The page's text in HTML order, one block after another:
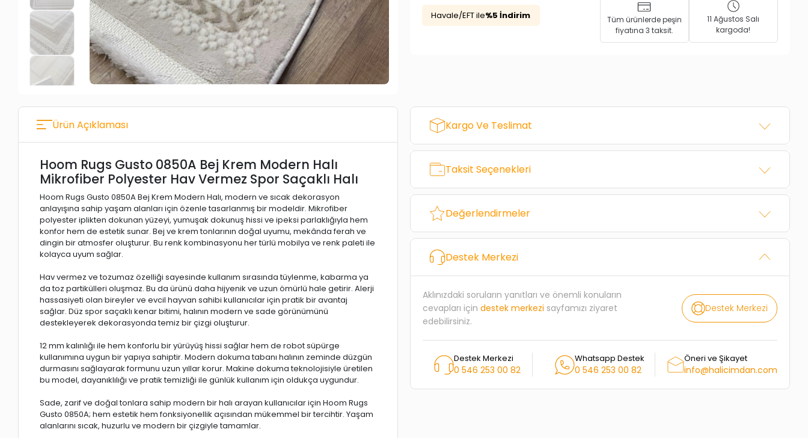
Havale/EFT ile%5 İndirim
Tüm ürünlerde peşin
fiyatına 3 taksit.
11 Ağustos Salı
kargoda!
Ürün Açıklaması
Hoom Rugs Gusto 0850A Bej Krem Modern Halı
Mikrofiber Polyester Hav Vermez Spor Saçaklı Halı
Hoom Rugs Gusto 0850A Bej Krem Modern Halı, modern ve sıcak dekorasyon
anlayışına sahip yaşam alanları için özenle tasarlanmış bir modeldir. Mikrofiber
polyester iplikten dokunan yüzeyi, yumuşak dokunuş hissi ve ipeksi parlaklığıyla hem
konfor hem de estetik sunar. Bej ve krem tonlarının doğal uyumu, mekânda ferah ve
dingin bir atmosfer oluşturur. Bu renk kombinasyonu her türlü mobilya ve renk paleti ile
kolayca uyum sağlar.
Hav vermez ve tozumaz özelliği sayesinde kullanım sırasında tüylenme, kabarma ya
da toz partikülleri oluşmaz. Bu da ürünü daha hijyenik ve uzun ömürlü hale getirir. Alerji
hassasiyeti olan bireyler ve evcil hayvan sahibi kullanıcılar için pratik bir avantaj
sağlar. Düz spor saçaklı kenar bitimi, halının modern ve sade görünümünü
destekleyerek dekorasyonda temiz bir çizgi oluşturur.
12 mm kalınlığı ile hem konforlu bir yürüyüş hissi sağlar hem de robot süpürge
kullanımına uygun bir yapıya sahiptir. Modern dokuma tabanı halının zeminde düzgün
durmasını sağlayarak formunu uzun yıllar korur. Makine dokuma teknolojisiyle üretilen
bu model, dayanıklılığı ve pratik temizliği ile günlük kullanım için oldukça uygundur.
Sade, zarif ve doğal tonlara sahip modern bir halı arayan kullanıcılar için Hoom Rugs
Gusto 0850A; hem estetik hem fonksiyonellik açısından mükemmel bir tercihtir. Yaşam
alanlarını sıcak, huzurlu ve modern bir çizgiyle tamamlar.
Kargo Ve Teslimat
Taksit Seçenekleri
Değerlendirmeler
Destek Merkezi
Aklınızdaki soruların yanıtları ve önemli konuların
cevapları için destek merkezi sayfamızı ziyaret
edebilirsiniz.
Destek Merkezi
Destek Merkezi
0 546 253 00 82
Whatsapp Destek
0 546 253 00 82
Öneri ve Şikayet
info@halicimdan.com